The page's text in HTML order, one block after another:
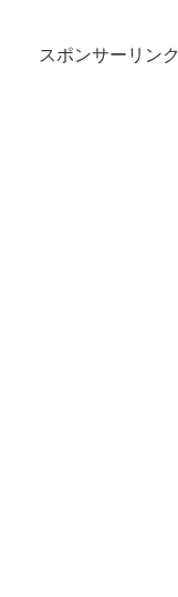
スポンサーリンク